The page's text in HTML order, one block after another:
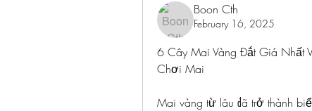
Boon Cth
February 16, 2025
6 Cây Mai Vàng Đắt Giá Nhất
Chơi Mai
Mai vàng từ lâu đã trở thành